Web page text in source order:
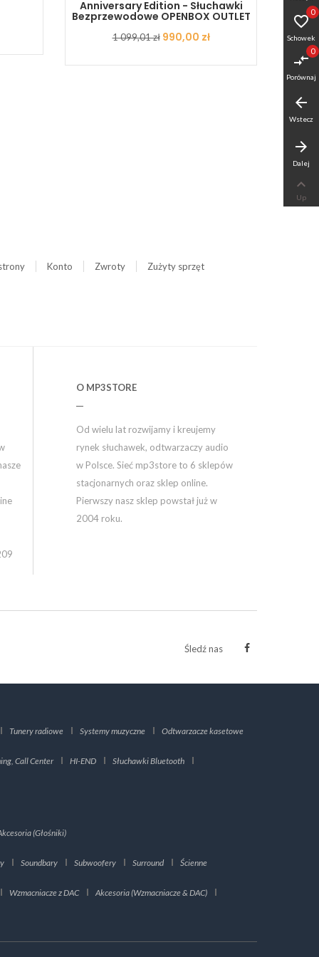
Anniversary Edition - Słuchawki
Bezprzewodowe OPENBOX OUTLET
Cena
1 099,01 zł Cena
990,00 zł
Konto Zwroty
Zużyty sprzęt
O MP3STORE
Od wielu lat rozwijamy i kreujemy
rynek słuchawek, odtwarzaczy audio
w Polsce. Sieć mp3store to 6 sklepów
stacjonarnych oraz sklep online.
Pierwszy nasz sklep powstał już w
2004 roku.
Śledź nas
Tunery radiowe Systemy muzyczne Odtwarzacze kasetowe
Call Center HI-END
Słuchawki Bluetooth
(Głośniki)
Soundbary Subwoofery Surround Ścienne
Wzmacniacze z DAC
Akcesoria (Wzmacniacze & DAC)

Schowek
0
compare_arrows
Porównaj
0
arrow_back
Wstecz
arrow_forward
Dalej

Up